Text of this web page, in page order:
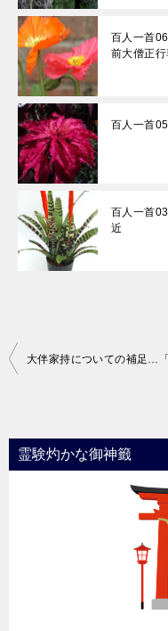
百人一首
前大僧正
百人一首
百人一首
近
投
ビ
ゲ
霊験灼かな御神籤